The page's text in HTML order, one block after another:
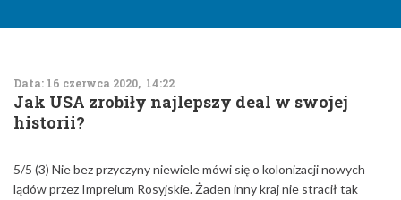
Data: 16 czerwca 2020, 14:22
Jak USA zrobiły najlepszy deal w swojej
historii?
5/5 (3) Nie bez przyczyny niewiele mówi się o kolonizacji nowych
lądów przez Impreium Rosyjskie. Żaden inny kraj nie stracił tak